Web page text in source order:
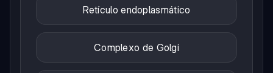
Retículo endoplasmático
Complexo de Golgi